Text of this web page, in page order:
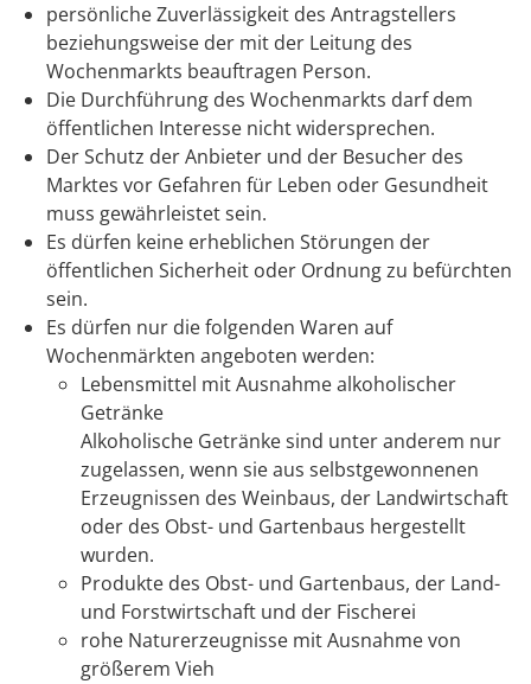
persönliche Zuverlässigkeit des Antragstellers
beziehungsweise der mit der Leitung des
Wochenmarkts beauftragen Person.
Die Durchführung des Wochenmarkts darf dem
öffentlichen Interesse nicht widersprechen.
Der Schutz der Anbieter und der Besucher des
Marktes vor Gefahren für Leben oder Gesundheit
muss gewährleistet sein.
Es dürfen keine erheblichen Störungen der
öffentlichen Sicherheit oder Ordnung zu befürchten
sein.
Es dürfen nur die folgenden Waren auf
Wochenmärkten angeboten werden:
Lebensmittel mit Ausnahme alkoholischer
Getränke
Alkoholische Getränke sind unter anderem nur
zugelassen, wenn sie aus selbstgewonnenen
Erzeugnissen des Weinbaus, der Landwirtschaft
oder des Obst- und Gartenbaus hergestellt
wurden.
Produkte des Obst- und Gartenbaus, der Land-
und Forstwirtschaft und der Fischerei
rohe Naturerzeugnisse mit Ausnahme von
größerem Vieh